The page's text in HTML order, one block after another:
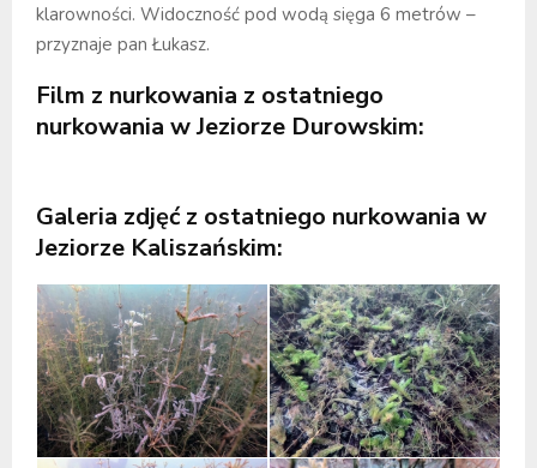
klarowności. Widoczność pod wodą sięga 6 metrów –
przyznaje pan Łukasz.
Film z nurkowania z ostatniego
nurkowania w Jeziorze Durowskim:
Galeria zdjęć z ostatniego nurkowania w
Jeziorze Kaliszańskim: